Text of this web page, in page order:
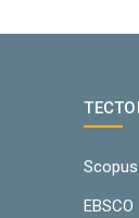
EBSCO